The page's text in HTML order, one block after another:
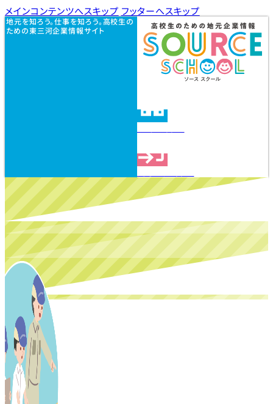
メインコンテンツへスキップ フッターへスキップ
地元を知ろう。仕事を知ろう。高校生の
ための東三河企業情報サイト